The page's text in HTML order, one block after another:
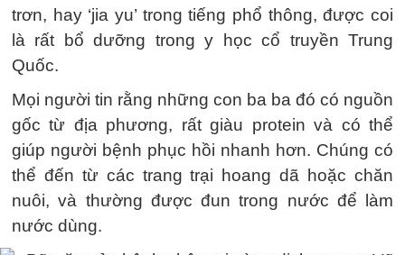
trơn, hay ‘jia yu’ trong tiếng phổ thông, được coi
là rất bổ dưỡng trong y học cổ truyền Trung
Quốc.
Mọi người tin rằng những con ba ba đó có nguồn
gốc từ địa phương, rất giàu protein và có thể
giúp người bệnh phục hồi nhanh hơn. Chúng có
thể đến từ các trang trại hoang dã hoặc chăn
nuôi, và thường được đun trong nước để làm
nước dùng.